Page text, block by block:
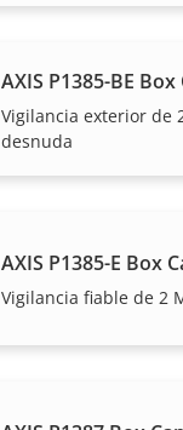
AXIS P1385-BE Box
Vigilancia exterior de
desnuda
AXIS P1385-E Box
Vigilancia fiable de 2